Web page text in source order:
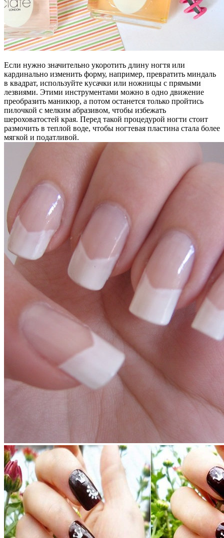
Если нужно значительно укоротить длину ногтя или
кардинально изменить форму, например, превратить миндаль
в квадрат, используйте кусачки или ножницы с прямыми
лезвиями. Этими инструментами можно в одно движение
преобразить маникюр, а потом останется только пройтись
пилочкой с мелким абразивом, чтобы избежать
шероховатостей края. Перед такой процедурой ногти стоит
размочить в теплой воде, чтобы ногтевая пластина стала более
мягкой и податливой.